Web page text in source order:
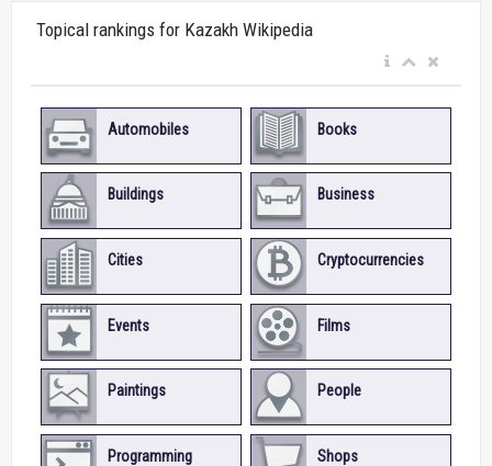
Topical rankings for Kazakh Wikipedia
Automobiles Books
Buildings Business
Cities Cryptocurrencies
Events Films
Paintings People
Programming
Shops